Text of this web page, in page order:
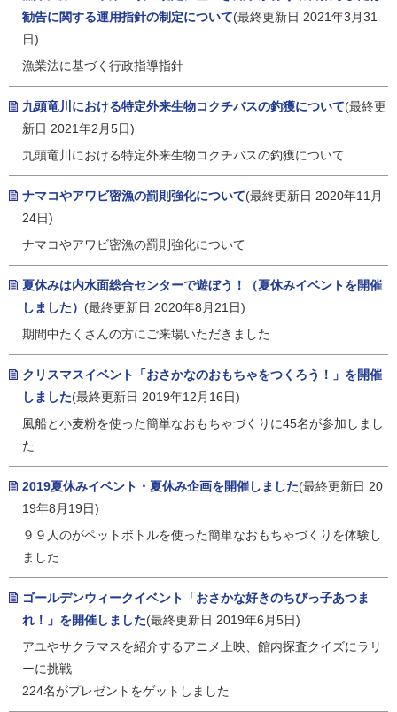
勧告に関する運用指針の制定について(最終更新日 2021年3月31
日)
漁業法に基づく行政指導指針
九頭竜川における特定外来生物コクチバスの釣獲について(最終更
新日 2021年2月5日)
九頭竜川における特定外来生物コクチバスの釣獲について
ナマコやアワビ密漁の罰則強化について(最終更新日 2020年11月
24日)
ナマコやアワビ密漁の罰則強化について
夏休みは内水面総合センターで遊ぼう！（夏休みイベントを開催
しました） (最終更新日 2020年8月21日)
期間中たくさんの方にご来場いただきました
クリスマスイベント「おさかなのおもちゃをつくろう！」を開催
しました(最終更新日 2019年12月16日)
風船と小麦粉を使った簡単なおもちゃづくりに45名が参加しまし
た
2019夏休みイベント・夏休み企画を開催しました(最終更新日 20
19年8月19日)
９９人のがペットボトルを使った簡単なおもちゃづくりを体験し
ました
ゴールデンウィークイベント「おさかな好きのちびっ子あつま
れ！」を開催しました(最終更新日 2019年6月5日)
アユやサクラマスを紹介するアニメ上映、館内探査クイズにラリ
ーに挑戦
224名がプレゼントをゲットしました